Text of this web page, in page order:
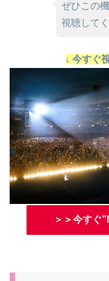
ぜひこの
視聴して
↓ 今すぐ
＞＞今すぐ